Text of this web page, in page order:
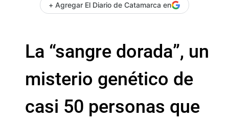
+ Agregar El Diario de Catamarca en
La “sangre dorada”, un
misterio genético de
casi 50 personas que